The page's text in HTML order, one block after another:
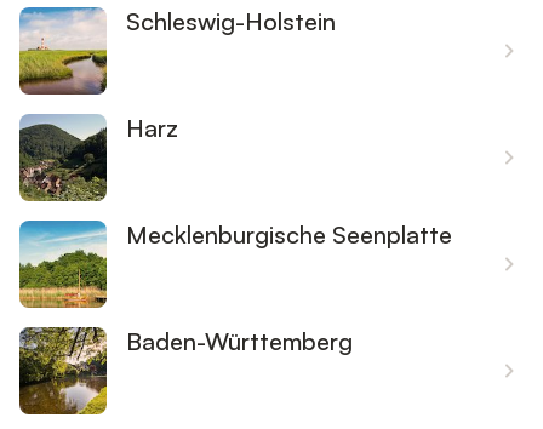
Schleswig-Holstein
Harz
Mecklenburgische Seenplatte
Baden-Württemberg